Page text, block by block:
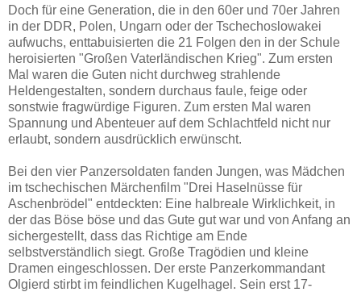
Doch für eine Generation, die in den 60er und 70er Jahren
in der DDR, Polen, Ungarn oder der Tschechoslowakei
aufwuchs, enttabuisierten die 21 Folgen den in der Schule
heroisierten "Großen Vaterländischen Krieg". Zum ersten
Mal waren die Guten nicht durchweg strahlende
Heldengestalten, sondern durchaus faule, feige oder
sonstwie fragwürdige Figuren. Zum ersten Mal waren
Spannung und Abenteuer auf dem Schlachtfeld nicht nur
erlaubt, sondern ausdrücklich erwünscht.
Bei den vier Panzersoldaten fanden Jungen, was Mädchen
im tschechischen Märchenfilm "Drei Haselnüsse für
Aschenbrödel" entdeckten: Eine halbreale Wirklichkeit, in
der das Böse böse und das Gute gut war und von Anfang an
sichergestellt, dass das Richtige am Ende
selbstverständlich siegt. Große Tragödien und kleine
Dramen eingeschlossen. Der erste Panzerkommandant
Olgierd stirbt im feindlichen Kugelhagel. Sein erst 17-